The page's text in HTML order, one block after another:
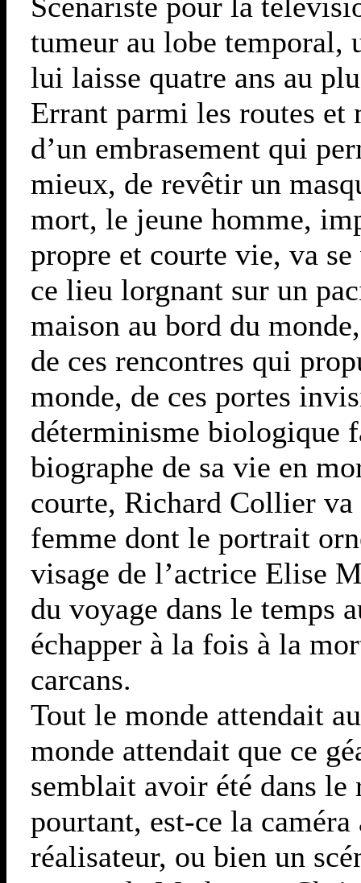
tumeur au lobe temporal,
lui laisse quatre ans au
Errant parmi les routes et
d’un embrasement qui
mieux, de revêtir un
mort, le jeune homme,
propre et courte vie, va
ce lieu lorgnant sur un
maison au bord du
de ces rencontres qui
monde, de ces portes
déterminisme biologique
biographe de sa vie en
courte, Richard Collier
femme dont le portrait
visage de l’actrice Elise
du voyage dans le temps
échapper à la fois à la
carcans.
Tout le monde attendait
monde attendait que ce
semblait avoir été dans le
pourtant, est-ce la
réalisateur, ou bien un